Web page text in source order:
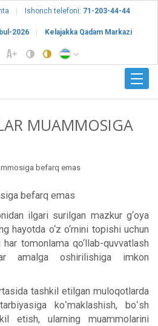
Ishonch telefoni: 71-203-44-44
2026 Kelajakka Qadam Markazi
MUAMMOSIGA
befarq emas
befarq emas
ilgari surilgan mazkur g‘oya
hayotda o‘z o‘rnini topishi uchun
tomonlama qo‘llab-quvvatlash
amalga oshirilishiga imkon
tashkil etilgan muloqotlarda
koʻmaklashish, boʻsh
etish, ularning muammolarini